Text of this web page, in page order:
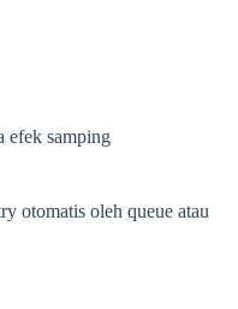
efek samping
otomatis oleh queue atau